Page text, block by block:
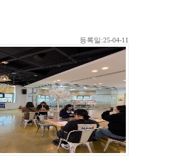
등록일:25-04-11